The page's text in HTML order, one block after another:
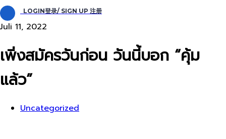
LOGIN登录/ SIGN UP 注册
Juli 11, 2022
เพิ่งสมัครวันก่อน​ วันนี้บอก​ “คุ้ม
แล้ว”
Uncategorized